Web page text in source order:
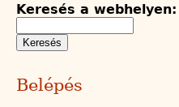
Keresés a webhelyen:
Belépés